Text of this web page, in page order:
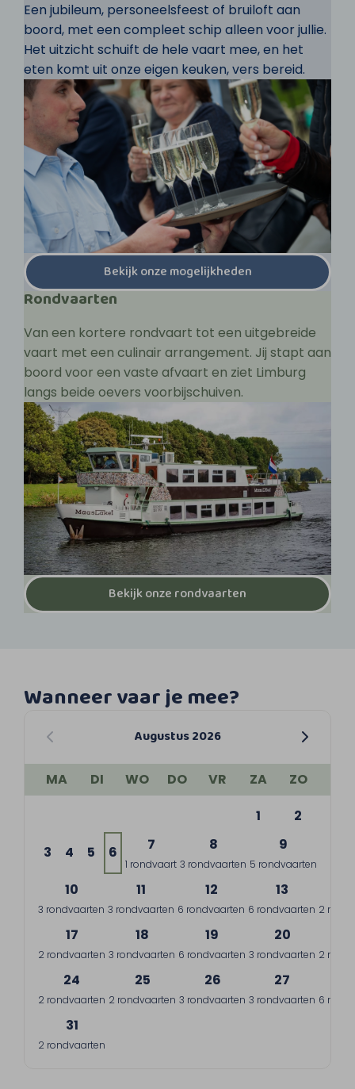
Een jubileum, personeelsfeest of bruiloft aan
boord, met een compleet schip alleen voor jullie.
Het uitzicht schuift de hele vaart mee, en het
eten komt uit onze eigen keuken, vers bereid.
Bekijk onze mogelijkheden
Rondvaarten
Van een kortere rondvaart tot een uitgebreide
vaart met een culinair arrangement. Jij stapt aan
boord voor een vaste afvaart en ziet Limburg
langs beide oevers voorbijschuiven.
Bekijk onze rondvaarten
Wanneer vaar je mee?
Augustus 2026
MA DI WO DO VR ZA
ZO
1
2
3 4 5 6 7
1 rondvaart
8
3 rondvaarten
9
5 rondvaarten
10
3 rondvaarten
11
3 rondvaarten
12
6 rondvaarten
13
6 rondvaarten 2
17
2 rondvaarten
18
3 rondvaarten
19
6 rondvaarten
20
3 rondvaarten 2
24
2 rondvaarten
25
2 rondvaarten
26
3 rondvaarten
27
3 rondvaarten 6
31
2 rondvaarten